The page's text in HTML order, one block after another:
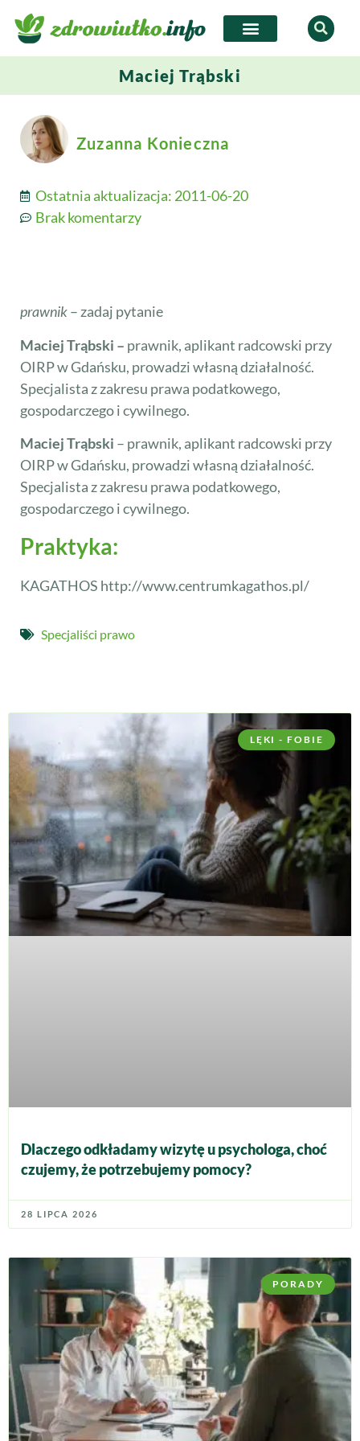
Maciej Trąbski
Zuzanna Konieczna
Ostatnia aktualizacja: 2011-06-20
Brak komentarzy
prawnik– zadaj pytanie
Maciej Trąbski – prawnik, aplikant radcowski przy
OIRP w Gdańsku, prowadzi własną działalność.
Specjalista z zakresu prawa podatkowego,
gospodarczego i cywilnego.
Maciej Trąbski – prawnik, aplikant radcowski przy
OIRP w Gdańsku, prowadzi własną działalność.
Specjalista z zakresu prawa podatkowego,
gospodarczego i cywilnego.
Praktyka:
KAGATHOS http://www.centrumkagathos.pl/
Specjaliści prawo
LĘKI - FOBIE
Dlaczego odkładamy wizytę u psychologa, choć
czujemy, że potrzebujemy pomocy?
28 LIPCA 2026
PORADY